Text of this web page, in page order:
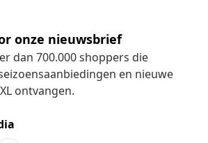
onze nieuwsbrief
dan 700.000 shoppers die
en nieuwe
ontvangen.